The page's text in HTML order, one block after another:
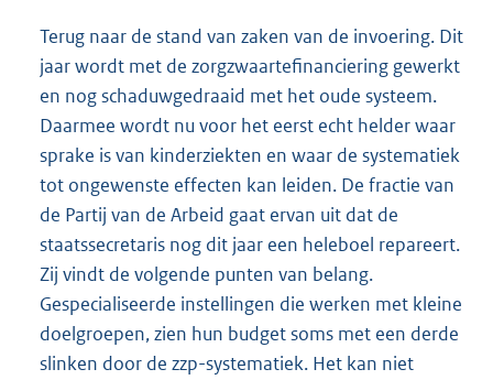
Terug naar de stand van zaken van de invoering. Dit
jaar wordt met de zorgzwaartefinanciering gewerkt
en nog schaduwgedraaid met het oude systeem.
Daarmee wordt nu voor het eerst echt helder waar
sprake is van kinderziekten en waar de systematiek
tot ongewenste effecten kan leiden. De fractie van
de Partij van de Arbeid gaat ervan uit dat de
staatssecretaris nog dit jaar een heleboel repareert.
Zij vindt de volgende punten van belang.
Gespecialiseerde instellingen die werken met kleine
doelgroepen, zien hun budget soms met een derde
slinken door de zzp-systematiek. Het kan niet